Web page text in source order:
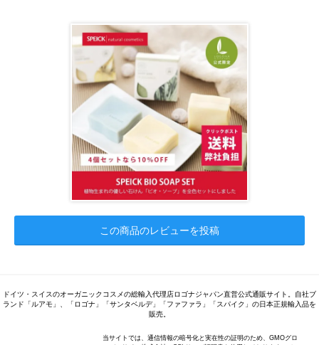
この商品のレビューを投稿
ドイツ・スイスのオーガニックコスメの総輸入代理店ロゴナジャパン直営公式通販サイト。自社ブ
ランド「ルアモ」、「ロゴナ」「サンタベルデ」「ファファラ」「スパイク」の日本正規輸入品を
販売。
当サイトでは、通信情報の暗号化と実在性の証明のため、GMOグロ